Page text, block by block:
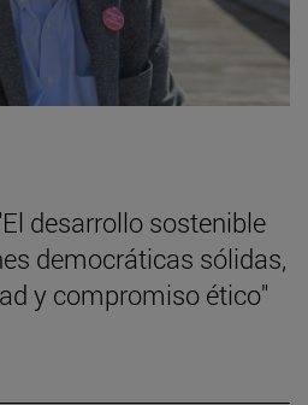
desarrollo sostenible
democráticas sólidas,
y compromiso ético"